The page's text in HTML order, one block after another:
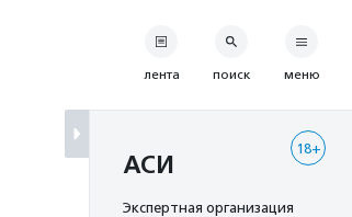
лента поиск меню
18+
АСИ
Экспертная организация